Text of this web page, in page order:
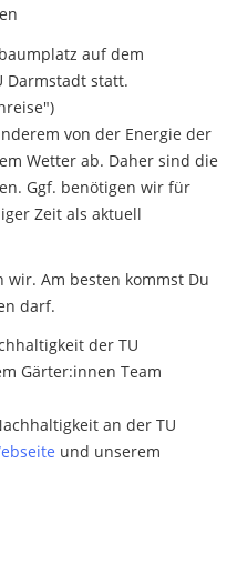
auf dem
Darmstadt statt.
von der Energie der
Wetter ab. Daher sind die
Ggf. benötigen wir für
Zeit als aktuell
wir. Am besten kommst Du
darf.
der TU
Gärter:innen Team
an der TU
und unserem